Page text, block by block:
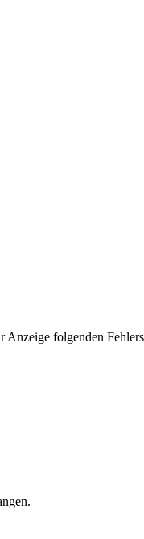
Anzeige folgenden